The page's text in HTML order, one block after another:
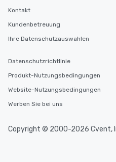
Kontakt
Kundenbetreuung
Ihre Datenschutzauswahlen
Datenschutzrichtlinie
Produkt-Nutzungsbedingungen
Website-Nutzungsbedingungen
Werben Sie bei uns
Copyright © 2000-2026 Cvent,